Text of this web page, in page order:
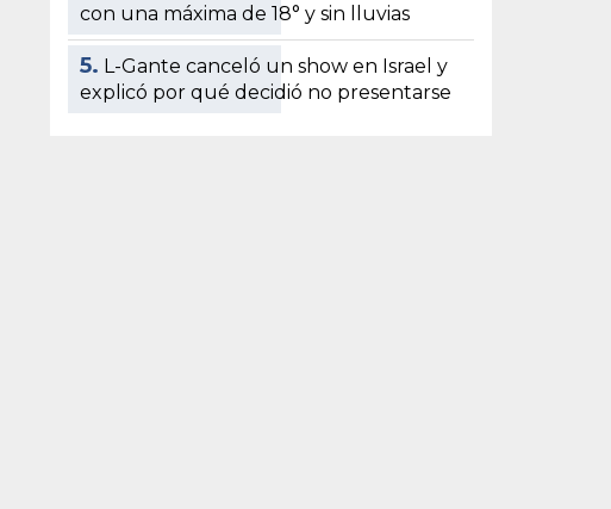
con una máxima de 18° y sin lluvias
5. L-Gante canceló un show en Israel y
explicó por qué decidió no presentarse